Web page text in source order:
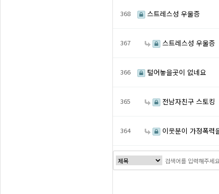
368 스트레스성 우울증
367 스트레스성 우울증
366 털어놓을곳이 없네요
365 전남자친구 스토킹
364 이웃분이 가정폭력